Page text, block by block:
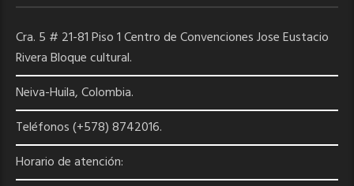
Cra. 5 # 21-81 Piso 1 Centro de Convenciones Jose Eustacio
Rivera Bloque cultural.
Neiva-Huila, Colombia.
Teléfonos (+578) 8742016.
Horario de atención: